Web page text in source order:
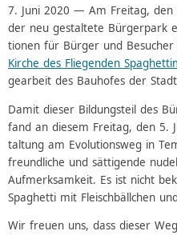
7. Juni 2020 — Am Frei­tag,
der neu gestal­tete Bürger­park
tio­nen für Bürger und
Kirche des Flie­gen­den
gear­beit des Bauhofes der
Damit dieser Bildung­steil des
fand an diesem Frei­tag, den 5.
tal­tung am Evolu­tions­weg in
freund­liche und sätti­gende
Aufmerk­sam­keit. Es ist nicht
Spaghetti mit Flei­schbäll­chen
Wir freuen uns, dass dieser